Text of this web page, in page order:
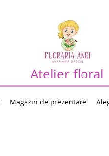
Atelier floral
Magazin de prezentare